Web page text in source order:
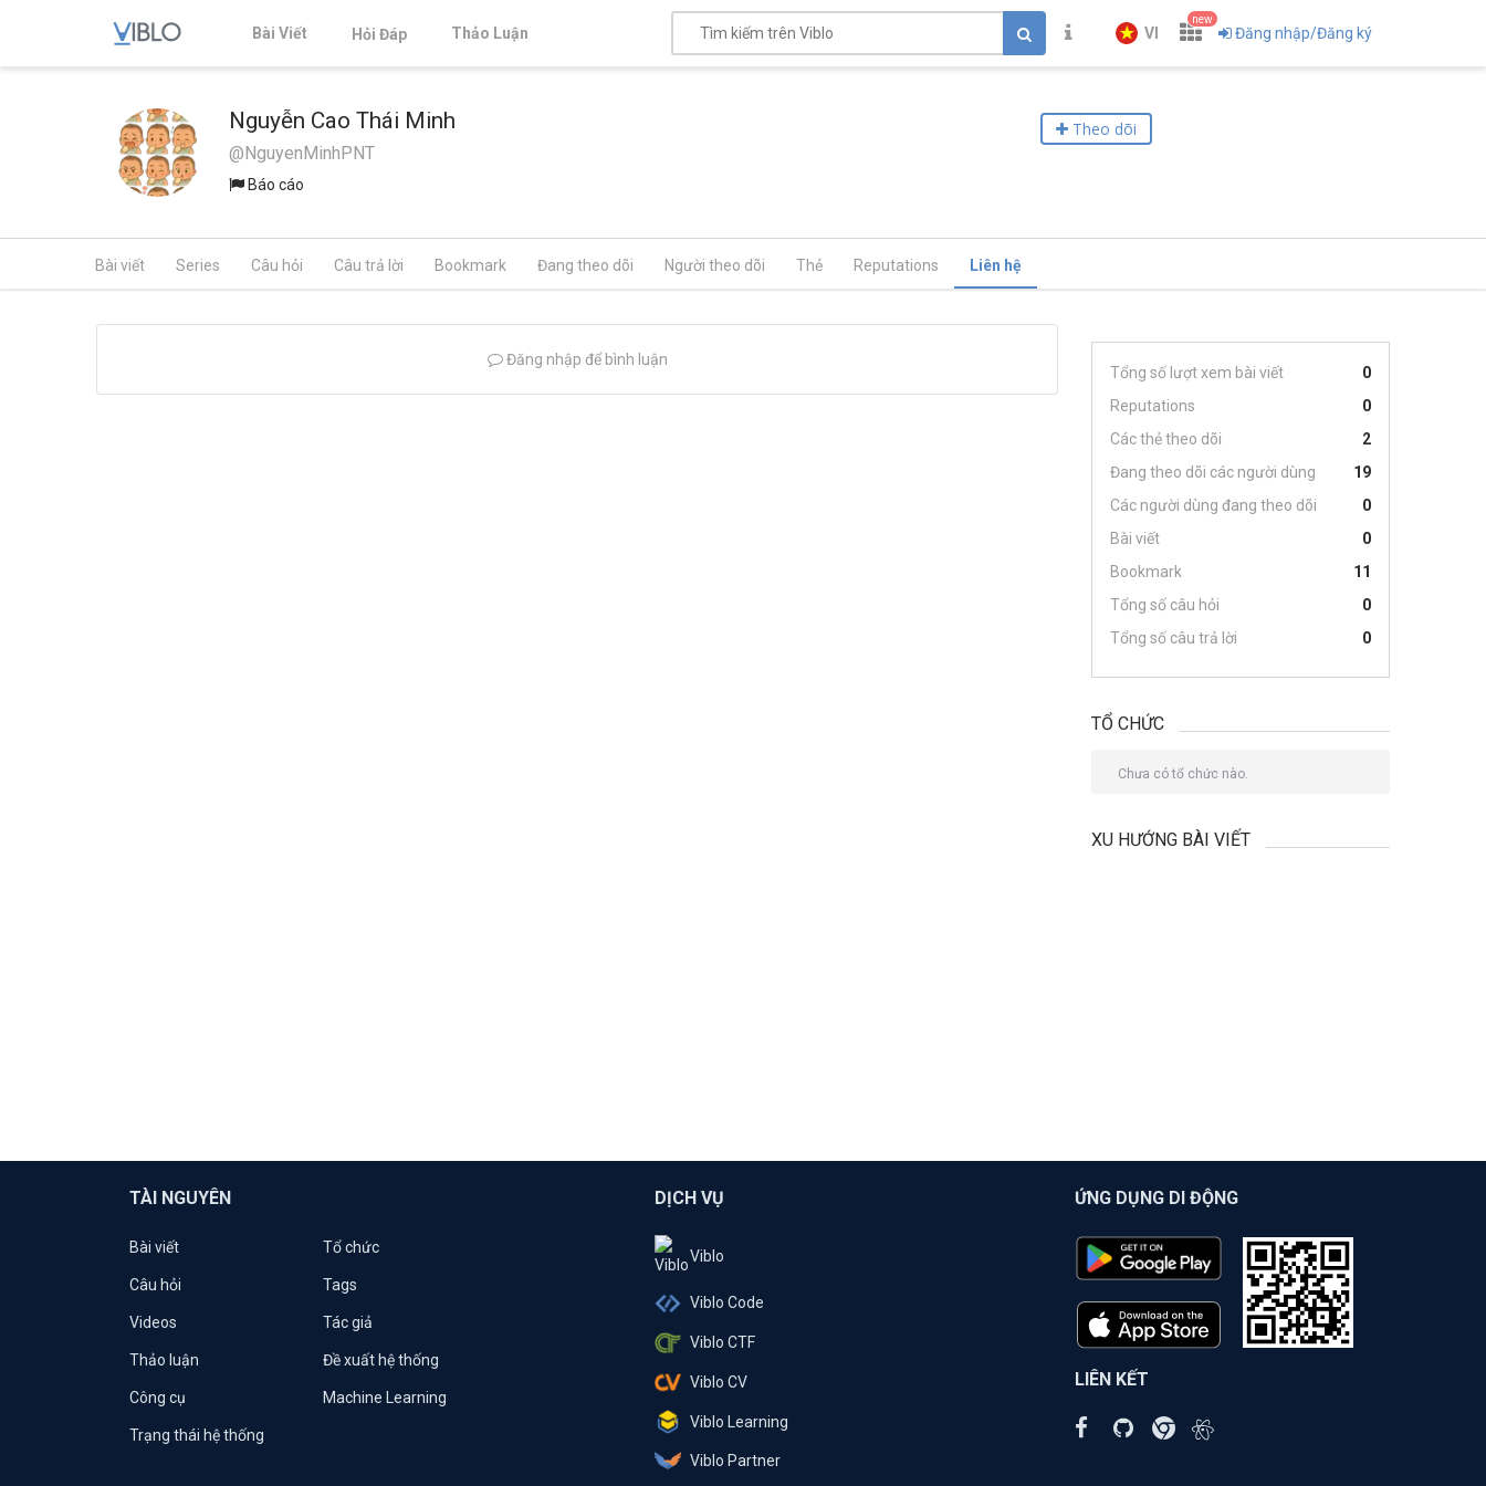
Bài Viết Hỏi Đáp Thảo Luận VI
new
Đăng nhập/Đăng ký
Nguyễn Cao Thái Minh
@NguyenMinhPNT
Báo cáo
Theo dõi
Bài viết Series Câu hỏi Câu trả lời Bookmark Đang theo dõi Người theo dõi Thẻ Reputations Liên hệ
Đăng nhập để bình luận
Tổng số lượt xem bài viết
0
Reputations
0
Các thẻ theo dõi
2
Đang theo dõi các người dùng
19
Các người dùng đang theo dõi
0
Bài viết
0
Bookmark
11
Tổng số câu hỏi
0
Tổng số câu trả lời
0
TỔ CHỨC
Chưa có tổ chức nào.
XU HƯỚNG BÀI VIẾT
TÀI NGUYÊN
Bài viết Tổ chức
Câu hỏi Tags
Videos Tác giả
Thảo luận Đề xuất hệ thống
Công cụ Machine Learning
Trạng thái hệ thống
DỊCH VỤ
Viblo
Viblo Code
Viblo CTF
Viblo CV
Viblo Learning
Viblo Partner
ỨNG DỤNG DI ĐỘNG
LIÊN KẾT